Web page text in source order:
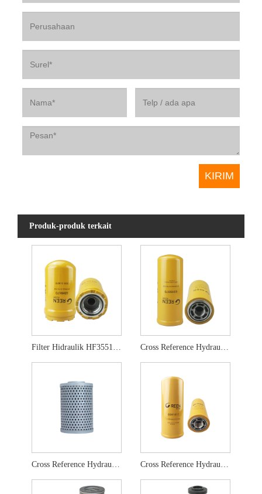
Produk-produk terkait
Filter Hidraulik HF35519 5i-8670 5i-8670x Cross Reference Hydraulic Filter HF6555
Cross Reference Hydraulic Filter HF6861 Cross Reference Hydraulic Filter HF6588